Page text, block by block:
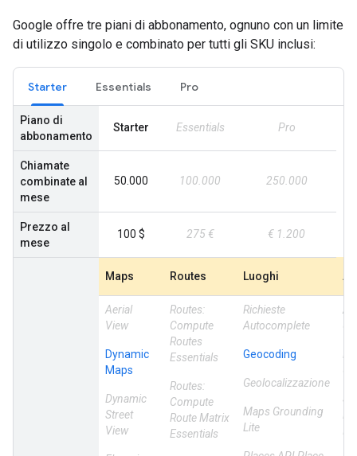
Google offre tre piani di abbonamento, ognuno con un limite
di utilizzo singolo e combinato per tutti gli SKU inclusi:
Starter Essentials Pro
Piano di
abbonamento
Starter Essentials Pro
Chiamate
combinate al
mese
50.000 100.000 250.000
Prezzo al
mese
100 $ 275 € € 1.200
Maps Routes Luoghi
Aerial
View
Dynamic
Maps
Dynamic
Street
View
Routes:
Compute
Routes
Essentials
Routes:
Compute
Route Matrix
Essentials
Richieste
Autocomplete
Geocoding
Geolocalizzazione
Maps Grounding
Lite